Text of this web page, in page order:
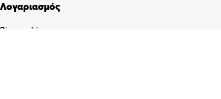
Λογαριασμός
Πίνακας ελέγχου